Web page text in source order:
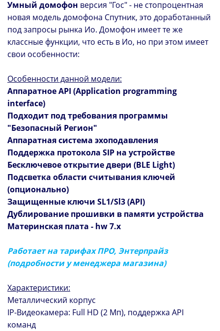
Умный домофон версия "Гос" - не стопроцентная
новая модель домофона Спутник, это доработанный
под запросы рынка Ио. Домофон имеет те же
классные функции, что есть в Ио, но при этом имеет
свои особенности:
Особенности данной модели:
Аппаратное API (Application programming
interface)
Подходит под требования программы
"Безопасный Регион"
Аппаратная система эхоподавления
Поддержка протокола SIP на устройстве
Бесключевое открытие двери (BLE Light)
Подсветка области считывания ключей
(опционально)
Защищенные ключи SL1/Sl3 (API)
Дублирование прошивки в памяти устройства
Материнская плата - hw 7.x
Работает на тарифах ПРО, Энтерпрайз
(подробности у менеджера магазина)
Характеристики:
Металлический корпус
IP-Видеокамера: Full HD (2 Мп), поддержка API
команд